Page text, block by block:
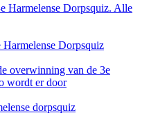
Harmelense Dorpsquiz. Alle
Dorpsquiz
overwinning van de 3e
wordt er door
dorpsquiz